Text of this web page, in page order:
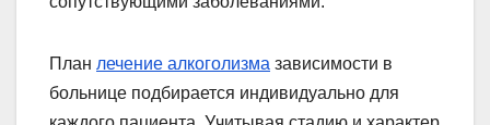
План лечение алкоголизма зависимости в
больнице подбирается индивидуально для